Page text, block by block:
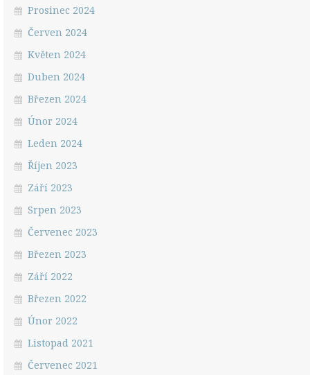
Prosinec 2024
Červen 2024
Květen 2024
Duben 2024
Březen 2024
Únor 2024
Leden 2024
Říjen 2023
Září 2023
Srpen 2023
Červenec 2023
Březen 2023
Září 2022
Březen 2022
Únor 2022
Listopad 2021
Červenec 2021